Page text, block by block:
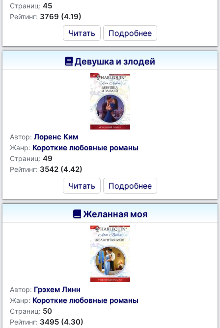
Страниц: 45
Рейтинг: 3769 (4.19)
Читать Подробнее
Девушка и злодей
Автор: Лоренс Ким
Жанр: Короткие любовные романы
Страниц: 49
Рейтинг: 3542 (4.42)
Читать Подробнее
Желанная моя
Автор: Грэхем Линн
Жанр: Короткие любовные романы
Страниц: 50
Рейтинг: 3495 (4.30)